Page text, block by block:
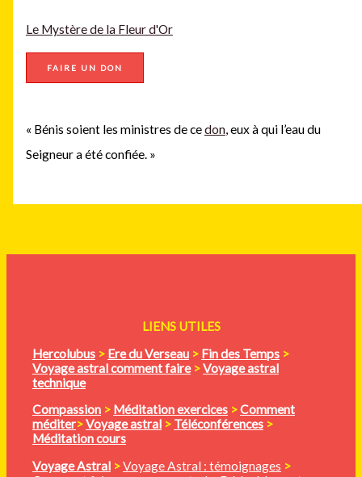
Le Mystère de la Fleur d'Or
FAIRE UN DON
« Bénis soient les ministres de cedon, eux à qui l’eau du
Seigneur a été confiée. »
LIENS UTILES
Hercolubus > Ere du Verseau > Fin des Temps >
Voyage astral comment faire >Voyage astral
technique
Compassion > Méditationexercices >Comment
méditer>Voyage astral > Téléconférences >
Méditation cours
Voyage Astral >Voyage Astral : témoignages >